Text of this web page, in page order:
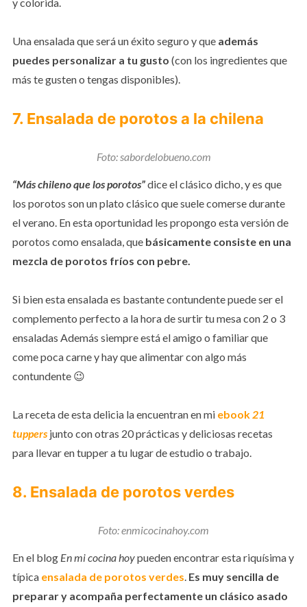
Una ensalada que será un éxito seguro y que además
puedes personalizar a tu gusto (con los ingredientes que
más te gusten o tengas disponibles).
7. Ensalada de porotos a la chilena
Foto: sabordelobueno.com
“Más chileno que los porotos”dice el clásico dicho, y es que
los porotos son un plato clásico que suele comerse durante
el verano. En esta oportunidad les propongo esta versión de
porotos como ensalada, quebásicamente consiste en una
mezcla de porotos fríos con pebre.
Si bien esta ensalada es bastante contundente puede ser el
complemento perfecto a la hora de surtir tu mesa con 2 o 3
ensaladas Además siempre está el amigo o familiar que
come poca carne y hay que alimentar con algo más
contundente 😉
La receta de esta delicia la encuentran en mi ebook 21
tuppersjunto con otras 20 prácticas y deliciosas recetas
para llevar en tupper a tu lugar de estudio o trabajo.
8. Ensalada de porotos verdes
Foto: enmicocinahoy.com
En el blog En mi cocina hoypueden encontrar esta riquísima y
típica ensalada de porotos verdes Es muy sencilla de
preparar y acompaña perfectamente un clásico asado